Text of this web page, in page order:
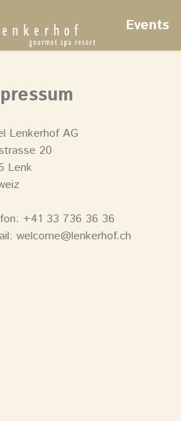
Events
Lenkerhof AG
20
Lenk
+41 33 736 36 36
welcome@lenkerhof.ch